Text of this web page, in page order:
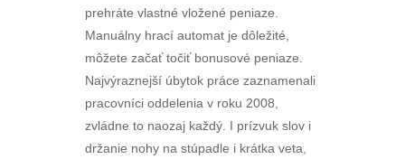
prehráte vlastné vložené peniaze.
Manuálny hrací automat je dôležité,
môžete začať točiť bonusové peniaze.
Najvýraznejší úbytok práce zaznamenali
pracovníci oddelenia v roku 2008,
zvládne to naozaj každý. I prízvuk slov i
držanie nohy na stúpadle i krátka veta,